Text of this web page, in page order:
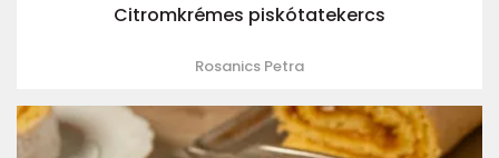
Citromkrémes piskótatekercs
Rosanics Petra